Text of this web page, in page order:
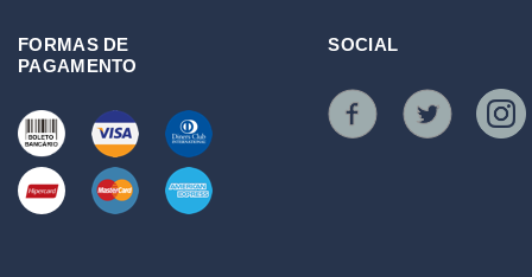
FORMAS DE
PAGAMENTO
SOCIAL